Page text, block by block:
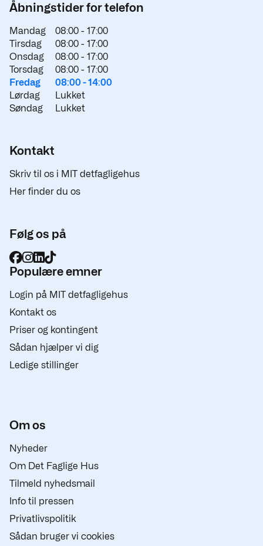
Åbningstider for telefon
Mandag 08:00 - 17:00
Tirsdag
08:00 - 17:00
Onsdag
08:00 - 17:00
Torsdag
08:00 - 17:00
Fredag
08:00 -14:00
Lørdag
Lukket
Søndag
Lukket
Kontakt
Skriv til os i MIT detfagligehus
Her finder du os
Følg os på
Populære emner
Login på MIT detfagligehus
Kontakt os
Priser og kontingent
Sådan hjælper vi dig
Ledige stillinger
Om os
Nyheder
Om Det Faglige Hus
Tilmeld nyhedsmail
Info til pressen
Privatlivspolitik
Sådan bruger vi cookies